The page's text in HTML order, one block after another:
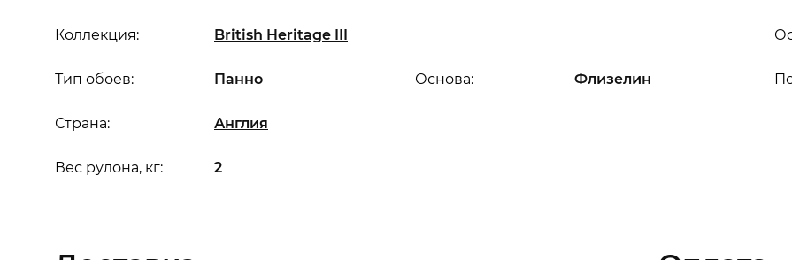
Коллекция: British Heritage III
Вес рулона, кг: 2
Основа: Флизелин
Страна: Англия
Тип обоев: Панно